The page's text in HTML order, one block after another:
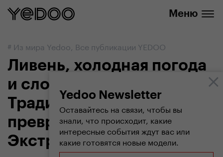
Меню
Yedoo Newsletter
Оставайтесь на связи, чтобы вы
знали, что происходит, какие
интересные события ждут вас или
какие готовятся новые модели.
# Из мира Yedoo, Все публикации YEDOO
Ливень, холодная погода
и сложный маршрут.
Традиционная эстафета
превратилась в
Экстремальные гонки